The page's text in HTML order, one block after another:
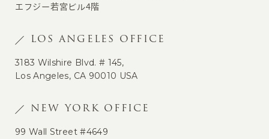
エフジー若宮ビル4階
LOS ANGELES OFFICE
3183 Wilshire Blvd. # 145,
Los Angeles, CA 90010 USA
NEW YORK OFFICE
99 Wall Street #4649